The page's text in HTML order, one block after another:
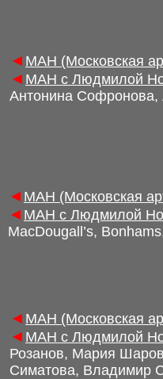
◄ МАН (Московская
◄ МАН с Людмилой
Антонина
◄ МАН (Московская
◄ МАН с Людмилой
MacDougall’s,
◄ МАН (Московская
◄ МАН с Людмилой
Розанов, Мария
Симатова, Владимир